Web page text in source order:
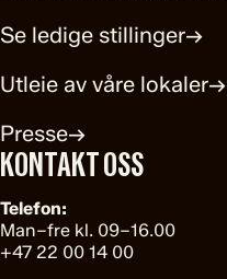
Se ledige stillinger→
Utleie av våre lokaler→
Presse→
KONTAKT OSS
Telefon:
Man–fre kl. 09–16.00
+47 22 00 14 00